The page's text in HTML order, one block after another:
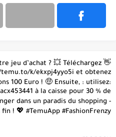
jeu d’achat ? 💥 Téléchargez
k/ekxpj4yyo5i et obtenez
100 Euro ! 🤑 Ensuite, : utilisez:
à la caisse pour 30 % de
dans un paradis du shopping -
fin ! 💖 #TemuApp #FashionFrenzy